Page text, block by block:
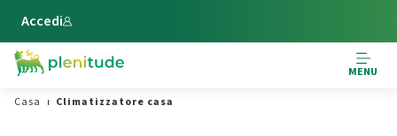
Vai al contenuto principale
Accedi
MENU
Casa
Climatizzatore casa